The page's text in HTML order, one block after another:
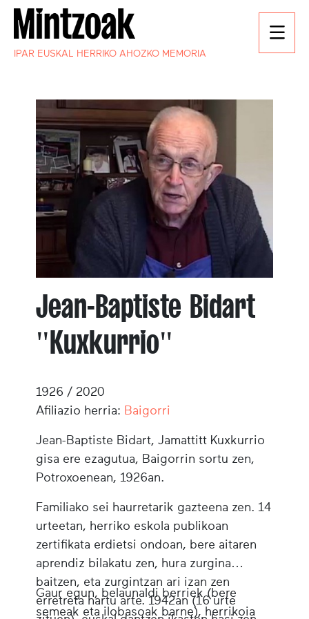
IPAR EUSKAL HERRIKO AHOZKO MEMORIA
Jean-Baptiste Bidart
"Kuxkurrio"
1926 / 2020
Afiliazio herria: Baigorri
Jean-Baptiste Bidart, Jamattitt Kuxkurrio
gisa ere ezagutua, Baigorrin sortu zen,
Potroxoenean, 1926an.
Familiako sei haurretarik gazteena zen. 14
urteetan, herriko eskola publikoan
zertifikata erdietsi ondoan, bere aitaren
aprendiz bilakatu zen, hura zurgina
baitzen, eta zurgintzan ari izan zen
erretreta hartu arte. 1942an (16 urte
Gaur egun, belaunaldi berriek (bere
semeak eta ilobasoak barne), herrikoia